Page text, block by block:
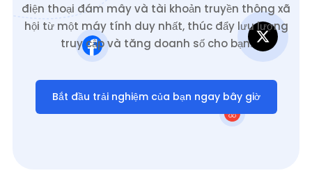
điện thoại đám mây và tài khoản truyền thông xã
hội từ một máy tính duy nhất, thúc đẩy lưu lượng
truy cập và tăng doanh số cho bạn.
Bắt đầu trải nghiệm của bạn ngay bây giờ